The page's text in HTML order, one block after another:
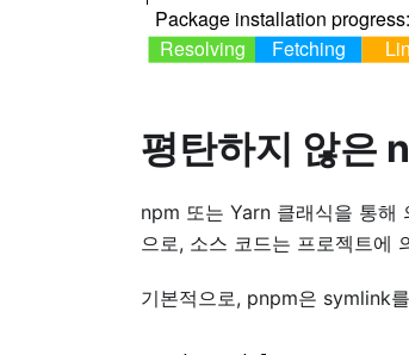
평탄하지 않은
npm 또는 Yarn 클래식을 통해
으로, 소스 코드는 프로젝트에
기본적으로, pnpm은 symlink